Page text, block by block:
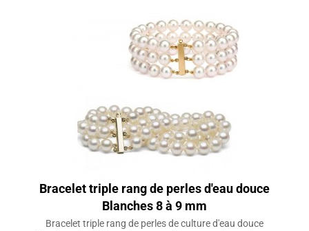
Bracelet triple rang de perles d'eau douce
Blanches 8 à 9 mm
Bracelet triple rang de perles de culture d'eau douce